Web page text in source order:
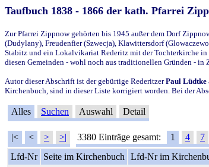
Taufbuch 1838 - 1866 der kath. Pfarrei
Zur Pfarrei Zippnow gehörten bis 1945 außer dem Dorf
(Dudylany), Freudenfier (Szwecja), Klawittersdorf
Stabitz und ein Lokalvikariat Rederitz mit der Tochterkirche in
diesen Gemeinden - wohl noch aus traditionellen Gründen - in
Autor dieser Abschrift ist der gebürtige RederitzerPaul Lüdtke
Kirchenbuch, sind in dieser Liste korrigiert worden. Bei der
Alles Suchen Auswahl Detail
|< < > >| 3380 Einträge gesamt: 1 4 7
Lfd-Nr
Seite im Kirchenbuch Lfd-Nr im